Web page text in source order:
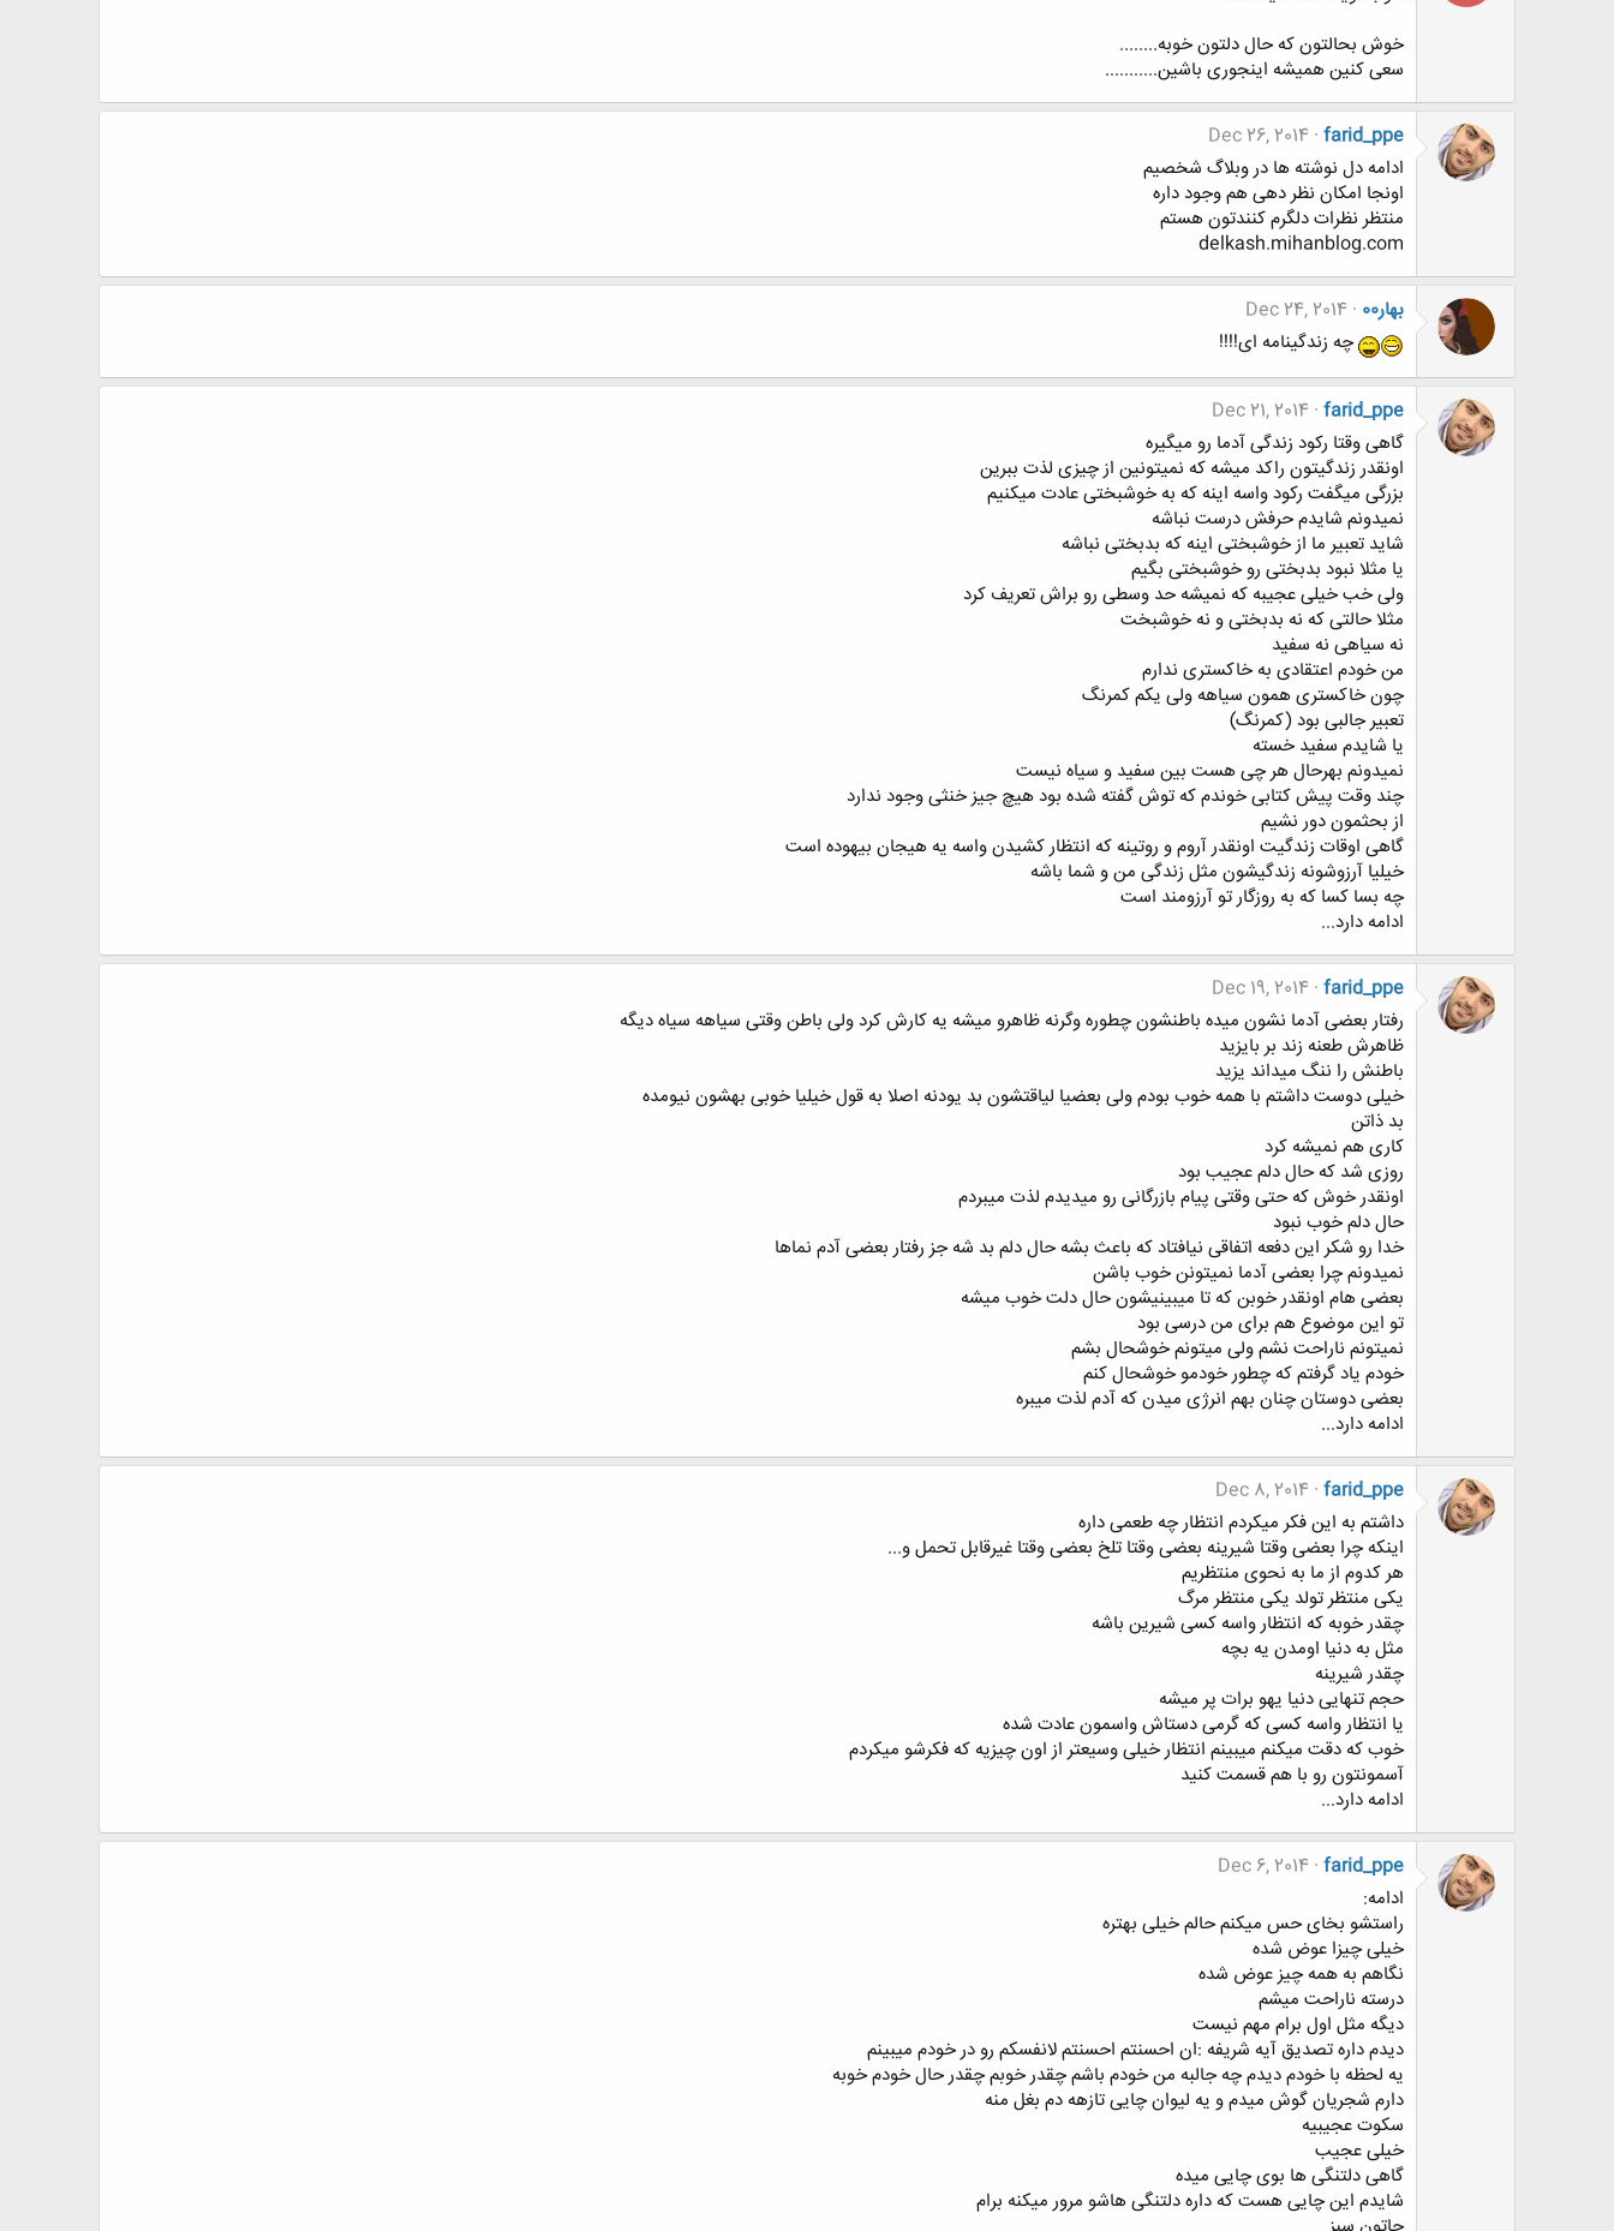
خوش بحالتون که حال دلتون خوبه........
سعی کنین همیشه اینجوری باشین...........
farid_ppe
Dec 26, 2014
ادامه دل نوشته ها در وبلاگ شخصیم
اونجا امکان نظر دهی هم وجود داره
منتظر نظرات دلگرم کنندتون هستم
delkash.mihanblog.com
بهار00
Dec 24, 2014
چه زندگینامه ای!!!!
farid_ppe
Dec 21, 2014
گاهی وقتا رکود زندگی آدما رو میگیره
اونقدر زندگیتون راکد میشه که نمیتونین از چیزی لذت ببرین
بزرگی میگفت رکود واسه اینه که به خوشبختی عادت میکنیم
نمیدونم شایدم حرفش درست نباشه
شاید تعبیر ما از خوشبختی اینه که بدبختی نباشه
یا مثلا نبود بدبختی رو خوشبختی بگیم
ولی خب خیلی عجیبه که نمیشه حد وسطی رو براش تعریف کرد
مثلا حالتی که نه بدبختی و نه خوشبخت
نه سیاهی نه سفید
من خودم اعتقادی به خاکستری ندارم
چون خاکستری همون سیاهه ولی یکم کمرنگ
تعبیر جالبی بود (کمرنگ)
یا شایدم سفید خسته
نمیدونم بهرحال هر چی هست بین سفید و سیاه نیست
چند وقت پیش کتابی خوندم که توش گفته شده بود هیچ جیز خنثی وجود ندارد
از بحثمون دور نشیم
گاهی اوقات زندگیت اونقدر آروم و روتینه که انتظار کشیدن واسه یه هیجان بیهوده است
خیلیا آرزوشونه زندگیشون مثل زندگی من و شما باشه
چه بسا کسا که به روزگار تو آرزومند است
ادامه دارد...
farid_ppe
Dec 19, 2014
رفتار بعضی آدما نشون میده باطنشون چطوره وگرنه ظاهرو میشه یه کارش کرد ولی باطن وقتی سیاهه سیاه دیگه
ظاهرش طعنه زند بر بایزید
باطنش را ننگ میداند یزید
خیلی دوست داشتم با همه خوب بودم ولی بعضیا لیاقتشون بد یودنه اصلا به قول خیلیا خوبی بهشون نیومده
بد ذاتن
کاری هم نمیشه کرد
روزی شد که حال دلم عجیب بود
اونقدر خوش که حتی وقتی پیام بازرگانی رو میدیدم لذت میبردم
حال دلم خوب نبود
خدا رو شکر این دفعه اتفاقی نیافتاد که باعث بشه حال دلم بد شه جز رفتار بعضی آدم نماها
نمیدونم چرا بعضی آدما نمیتونن خوب باشن
بعضی هام اونقدر خوبن که تا میبینیشون حال دلت خوب میشه
تو این موضوع هم برای من درسی بود
نمیتونم ناراحت نشم ولی میتونم خوشحال بشم
خودم یاد گرفتم که چطور خودمو خوشحال کنم
بعضی دوستان چنان بهم انرژی میدن که آدم لذت میبره
ادامه دارد...
farid_ppe
Dec 8, 2014
داشتم به این فکر میکردم انتظار چه طعمی داره
اینکه چرا بعضی وقتا شیرینه بعضی وقتا تلخ بعضی وقتا غیرقابل تحمل و...
هر کدوم از ما به نحوی منتظریم
یکی منتظر تولد یکی منتظر مرگ
چقدر خوبه که انتظار واسه کسی شیرین باشه
مثل به دنیا اومدن یه بچه
چقدر شیرینه
حجم تنهایی دنیا یهو برات پر میشه
یا انتظار واسه کسی که گرمی دستاش واسمون عادت شده
خوب که دقت میکنم میبینم انتظار خیلی وسیعتر از اون چیزیه که فکرشو میکردم
آسمونتون رو با هم قسمت کنید
ادامه دارد...
farid_ppe
Dec 6, 2014
ادامه:
راستشو بخای حس میکنم حالم خیلی بهتره
خیلی چیزا عوض شده
نگاهم به همه چیز عوض شده
درسته ناراحت میشم
دیگه مثل اول برام مهم نیست
دیدم داره تصدیق آیه شریفه :ان احسنتم احسنتم لانفسکم رو در خودم میبینم
یه لحظه با خودم دیدم چه جالبه من خودم باشم چقدر خوبم چقدر حال خودم خوبه
دارم شجریان گوش میدم و یه لیوان چایی تازهه دم بغل منه
سکوت عجیبیه
خیلی عجیب
گاهی دلتنگی ها بوی چایی میده
شایدم این چایی هست که داره دلتنگی هاشو مرور میکنه برام